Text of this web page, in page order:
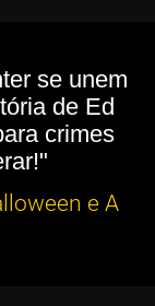
se unem
de Ed
crimes
e A